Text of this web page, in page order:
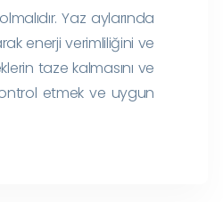
Yaz aylarında
enerji verimliliğini ve
taze kalmasını ve
kontrol etmek ve uygun